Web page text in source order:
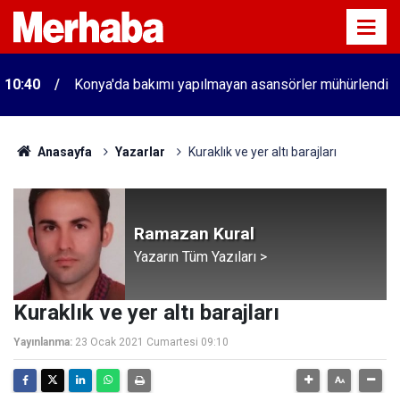
10:40 Konya'da bakımı yapılmayan asansörler mühürlendi
Anasayfa Yazarlar Kuraklık ve yer altı barajları
Ramazan Kural
Yazarın Tüm Yazıları >
Kuraklık ve yer altı barajları
Yayınlanma: 23 Ocak 2021 Cumartesi 09:10